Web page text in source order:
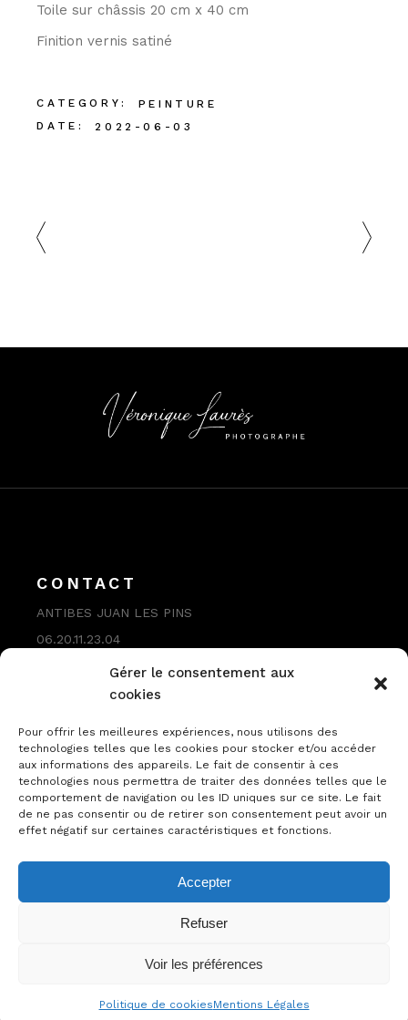
Gérer le consentement aux
cookies
Pour offrir les meilleures expériences, nous utilisons des
technologies telles que les cookies pour stocker et/ou accéder
aux informations des appareils. Le fait de consentir à ces
technologies nous permettra de traiter des données telles que le
comportement de navigation ou les ID uniques sur ce site. Le fait
de ne pas consentir ou de retirer son consentement peut avoir un
effet négatif sur certaines caractéristiques et fonctions.
Accepter
Refuser
Voir les préférences
Politique de cookiesMentions Légales
Toile sur châssis 20 cm x 40 cm
Finition vernis satiné
CATEGORY:
PEINTURE
DATE:
2022-06-03
CONTACT
ANTIBES JUAN LES PINS
06.20.11.23.04
contact@veroniquelaures.com